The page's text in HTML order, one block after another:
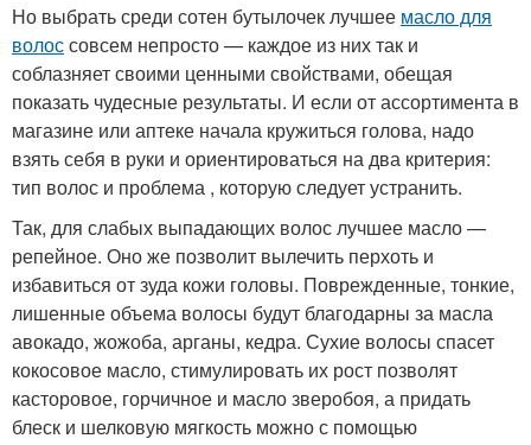
Но выбрать среди сотен бутылочек лучшее масло для
волоссовсем непросто — каждое из них так и
соблазняет своими ценными свойствами, обещая
показать чудесные результаты. И если от ассортимента в
магазине или аптеке начала кружиться голова, надо
взять себя в руки и ориентироваться на два критерия:
тип волос и проблема , которую следует устранить.
Так, для слабых выпадающих волос лучшее масло —
репейное. Оно же позволит вылечить перхоть и
избавиться от зуда кожи головы. Поврежденные, тонкие,
лишенные объема волосы будут благодарны за масла
авокадо, жожоба, арганы, кедра. Сухие волосы спасет
кокосовое масло, стимулировать их рост позволят
касторовое, горчичное и масло зверобоя, а придать
блеск и шелковую мягкость можно с помощью